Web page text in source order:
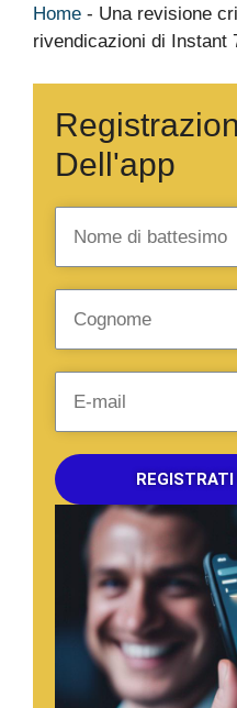
Home - Una revisione
rivendicazioni di Instant
Dell'app
REGISTRATI